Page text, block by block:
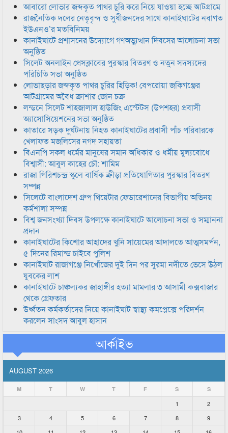
আবারো লোভার জব্দকৃত পাথর চুরি করে নিয়ে যাওয়া হচ্ছে আটগ্রামে
রাজনৈতিক দলের নেতৃবৃন্দ ও সুধীজনদের সাথে কানাইঘাটের নবাগত
ইউএনও’র মতবিনিময়
কানাইঘাটে প্রশাসনের উদ্যোগে গণঅভ্যুত্থান দিবসের আলোচনা সভা
অনুষ্ঠিত
সিলেট অনলাইন প্রেসক্লাবের পুরস্কার বিতরণ ও নতুন সদস্যদের
পরিচিতি সভা অনুষ্ঠিত
লোভাছড়ার জব্দকৃত পাথর চুরির হিড়িক! বেপরোয়া জকিগঞ্জের
আটগ্রামের অবৈধ ক্রাশার জোন চক্র
লন্ডনে সিলেট শাহজালাল হাউজিং এস্টেটস (উপশহর) প্রবাসী
অ্যাসোসিয়েশনের সভা অনুষ্ঠিত
কাতারে সড়ক দুর্ঘটনায় নিহত কানাইঘাটের প্রবাসী পাঁচ পরিবারকে
খেলাফত মজলিসের নগদ সহায়তা
বিএনপি সকল ধর্মের মানুষের সমান অধিকার ও ধর্মীয় মুল্যবোধে
বিশ্বাসী: আবুল কাহের চৌ: শামিম
রাজা গিরিশচন্দ্র স্কুলে বার্ষিক ক্রীড়া প্রতিযোগিতার পুরস্কার বিতরণ
সম্পন্ন
সিলেটে বাংলাদেশ গ্রুপ থিয়েটার ফেডারেশানের বিভাগীয় অভিনয়
কর্মশালা সম্পন্ন
বিশ্ব জনসংখ্যা দিবস উপলক্ষে কানাইঘাটে আলোচনা সভা ও সম্মাননা
প্রদান
কানাইঘাটের কিশোর আহাদের খুনি সায়েমের আদালতে আত্মসমর্পন,
৫ দিনের রিমান্ড চাইবে পুলিশ
কানাইঘাট রাজাগঞ্জে নিখোঁজের দুই দিন পর সুরমা নদীতে ভেসে উঠল
যুবকের লাশ
কানাইঘাটে চাঞ্চল্যকর জাহাঙ্গীর হত্যা মামলার ৩ আসামী কক্সবাজার
থেকে গ্রেফতার
উর্ধ্বতন কর্মকর্তাদের নিয়ে কানাইঘাট স্বাস্থ্য কমপ্লেক্সে পরিদর্শন
করলেন সাংসদ আবুল হাসান
আর্কাইভ
AUGUST 2026
M T W T F S S
1
2
3
4 5 6 7 8
9